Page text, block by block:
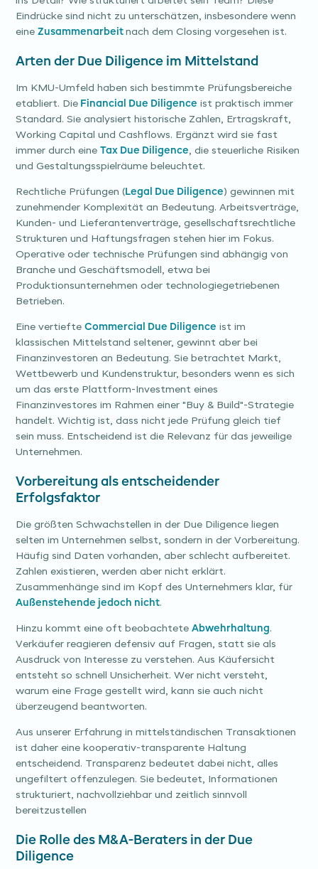
Eindrücke sind nicht zu unterschätzen, insbesondere wenn
eineZusammenarbeitnach dem Closing vorgesehen ist.
Arten der Due Diligence im Mittelstand
Im KMU-Umfeld haben sich bestimmte Prüfungsbereiche
etabliert. Die Financial Due Diligence ist praktisch immer
Standard. Sie analysiert historische Zahlen, Ertragskraft,
Working Capital und Cashflows. Ergänzt wird sie fast
immer durch eineTax Due Diligence, die steuerliche Risiken
und Gestaltungsspielräume beleuchtet.
Rechtliche Prüfungen ( Legal Due Diligence) gewinnen mit
zunehmender Komplexität an Bedeutung. Arbeitsverträge,
Kunden- und Lieferantenverträge, gesellschaftsrechtliche
Strukturen und Haftungsfragen stehen hier im Fokus.
Operative oder technische Prüfungen sind abhängig von
Branche und Geschäftsmodell, etwa bei
Produktionsunternehmen oder technologiegetriebenen
Betrieben.
Eine vertiefteCommercial Due Diligence ist im
klassischen Mittelstand seltener, gewinnt aber bei
Finanzinvestoren an Bedeutung. Sie betrachtet Markt,
Wettbewerb und Kundenstruktur, besonders wenn es sich
um das erste Plattform-Investment eines
Finanzinvestores im Rahmen einer "Buy & Build"-Strategie
handelt. Wichtig ist, dass nicht jede Prüfung gleich tief
sein muss. Entscheidend ist die Relevanz für das jeweilige
Unternehmen.
Vorbereitung als entscheidender
Erfolgsfaktor
Die größten Schwachstellen in der Due Diligence liegen
selten im Unternehmen selbst, sondern in der Vorbereitung.
Häufig sind Daten vorhanden, aber schlecht aufbereitet.
Zahlen existieren, werden aber nicht erklärt.
Zusammenhänge sind im Kopf des Unternehmers klar, für
Außenstehende jedoch nicht.
Hinzu kommt eine oft beobachteteAbwehrhaltung.
Verkäufer reagieren defensiv auf Fragen, statt sie als
Ausdruck von Interesse zu verstehen. Aus Käufersicht
entsteht so schnell Unsicherheit. Wer nicht versteht,
warum eine Frage gestellt wird, kann sie auch nicht
überzeugend beantworten.
Aus unserer Erfahrung in mittelständischen Transaktionen
ist daher eine kooperativ-transparente Haltung
entscheidend. Transparenz bedeutet dabei nicht, alles
ungefiltert offenzulegen. Sie bedeutet, Informationen
strukturiert, nachvollziehbar und zeitlich sinnvoll
bereitzustellen
Die Rolle des M&A-Beraters in der Due
Diligence